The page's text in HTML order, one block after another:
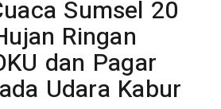
Sumsel 20
Ringan
dan Pagar
Udara Kabur